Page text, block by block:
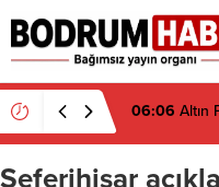
06:06 Altın
Seferihisar